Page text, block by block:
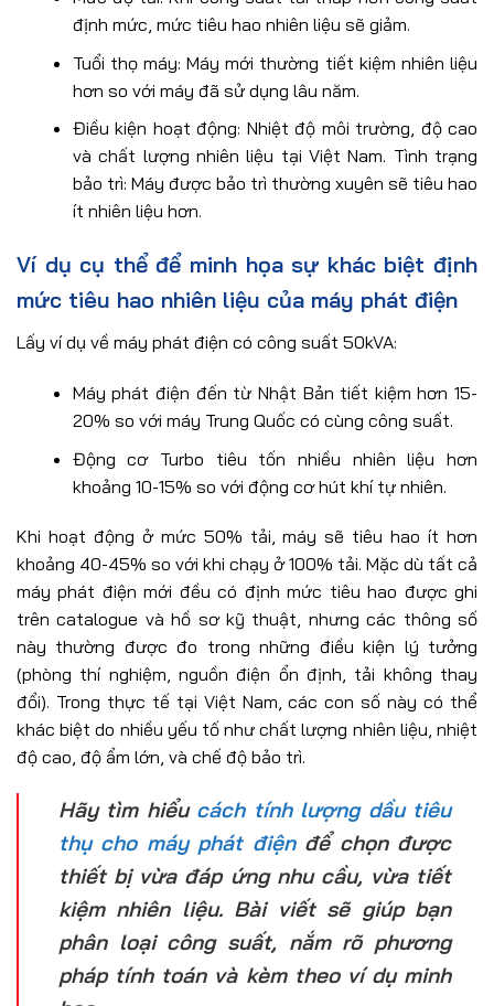
định mức, mức tiêu hao nhiên liệu sẽ giảm.
Tuổi thọ máy: Máy mới thường tiết kiệm nhiên liệu
hơn so với máy đã sử dụng lâu năm.
Điều kiện hoạt động: Nhiệt độ môi trường, độ cao
và chất lượng nhiên liệu tại Việt Nam. Tình trạng
bảo trì: Máy được bảo trì thường xuyên sẽ tiêu hao
ít nhiên liệu hơn.
Ví dụ cụ thể để minh họa sự khác biệt định
mức tiêu hao nhiên liệu của máy phát điện
Lấy ví dụ về máy phát điện có công suất 50kVA:
Máy phát điện đến từ Nhật Bản tiết kiệm hơn 15-
20% so với máy Trung Quốc có cùng công suất.
Động cơ Turbo tiêu tốn nhiều nhiên liệu hơn
khoảng 10-15% so với động cơ hút khí tự nhiên.
Khi hoạt động ở mức 50% tải, máy sẽ tiêu hao ít hơn
khoảng 40-45% so với khi chạy ở 100% tải. Mặc dù tất cả
máy phát điện mới đều có định mức tiêu hao được ghi
trên catalogue và hồ sơ kỹ thuật, nhưng các thông số
này thường được đo trong những điều kiện lý tưởng
(phòng thí nghiệm, nguồn điện ổn định, tải không thay
đổi). Trong thực tế tại Việt Nam, các con số này có thể
khác biệt do nhiều yếu tố như chất lượng nhiên liệu, nhiệt
độ cao, độ ẩm lớn, và chế độ bảo trì.
Hãy tìm hiểu cách tính lượng dầu tiêu
thụ cho máy phát điện để chọn được
thiết bị vừa đáp ứng nhu cầu, vừa tiết
kiệm nhiên liệu. Bài viết sẽ giúp bạn
phân loại công suất, nắm rõ phương
pháp tính toán và kèm theo ví dụ minh